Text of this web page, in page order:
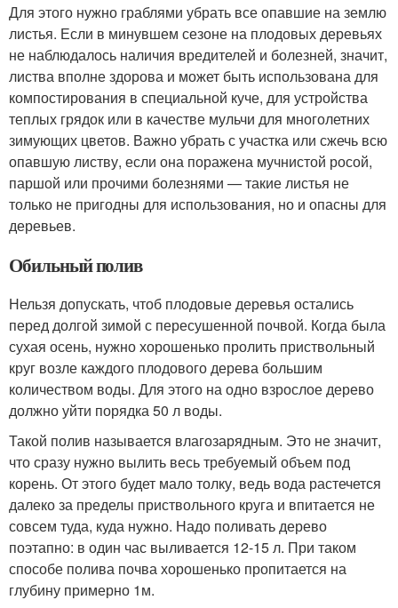
Для этого нужно граблями убрать все опавшие на землю
листья. Если в минувшем сезоне на плодовых деревьях
не наблюдалось наличия вредителей и болезней, значит,
листва вполне здорова и может быть использована для
компостирования в специальной куче, для устройства
теплых грядок или в качестве мульчи для многолетних
зимующих цветов. Важно убрать с участка или сжечь всю
опавшую листву, если она поражена мучнистой росой,
паршой или прочими болезнями — такие листья не
только не пригодны для использования, но и опасны для
деревьев.
Обильный полив
Нельзя допускать, чтоб плодовые деревья остались
перед долгой зимой с пересушенной почвой. Когда была
сухая осень, нужно хорошенько пролить приствольный
круг возле каждого плодового дерева большим
количеством воды. Для этого на одно взрослое дерево
должно уйти порядка 50 л воды.
Такой полив называется влагозарядным. Это не значит,
что сразу нужно вылить весь требуемый объем под
корень. От этого будет мало толку, ведь вода растечется
далеко за пределы приствольного круга и впитается не
совсем туда, куда нужно. Надо поливать дерево
поэтапно: в один час выливается 12-15 л. При таком
способе полива почва хорошенько пропитается на
глубину примерно 1м.